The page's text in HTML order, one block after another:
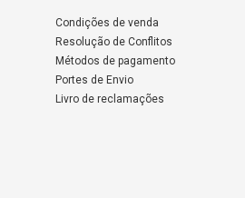
Condições de venda
Resolução de Conflitos
Métodos de pagamento
Portes de Envio
Livro de reclamações